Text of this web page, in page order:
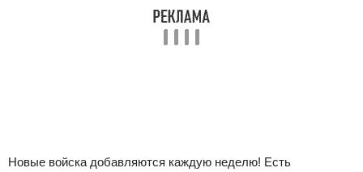
Новые войска добавляются каждую неделю! Есть